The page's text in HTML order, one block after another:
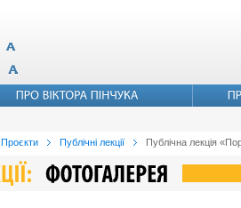
Проєкти Публічні лекції Публічна лекція